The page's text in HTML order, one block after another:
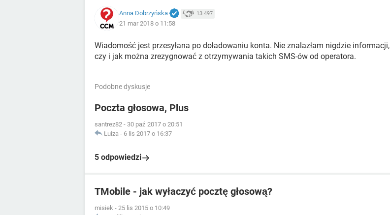
Anna Dobrzyńska 13 497
21 mar 2018 o 11:58
Wiadomość jest przesyłana po doładowaniu konta. Nie znalazłam nigdzie informacji,
czy i jak można zrezygnować z otrzymywania takich SMS-ów od operatora.
Podobne dyskusje
Poczta głosowa, Plus
santrez82 - 30 paź 2017 o 20:51
Luiza - 6 lis 2017 o 16:37
5 odpowiedzi
TMobile - jak wyłaczyć pocztę głosową?
misiek - 25 lis 2015 o 10:49